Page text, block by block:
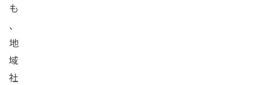
も
、
地
域
社